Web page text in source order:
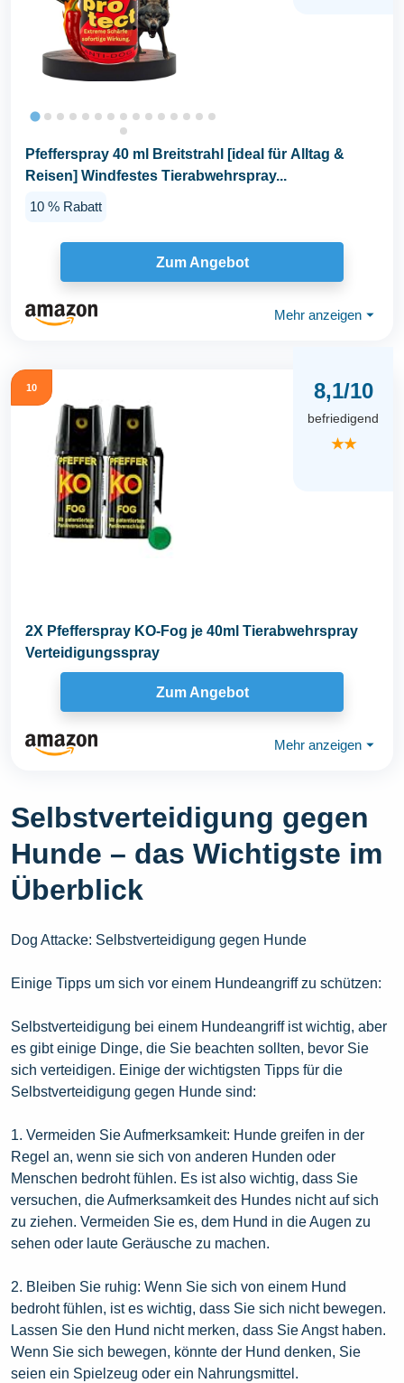
Pfefferspray 40 ml Breitstrahl [ideal für Alltag &
Reisen] Windfestes Tierabwehrspray...
10 % Rabatt
Zum Angebot
Mehr anzeigen ⏷
10 8,1/10
befriedigend
★★
2X Pfefferspray KO-Fog je 40ml Tierabwehrspray
Verteidigungsspray
Zum Angebot
Mehr anzeigen ⏷
Selbstverteidigung gegen
Hunde – das Wichtigste im
Überblick
Dog Attacke: Selbstverteidigung gegen Hunde
Einige Tipps um sich vor einem Hundeangriff zu schützen:
Selbstverteidigung bei einem Hundeangriff ist wichtig, aber
es gibt einige Dinge, die Sie beachten sollten, bevor Sie
sich verteidigen. Einige der wichtigsten Tipps für die
Selbstverteidigung gegen Hunde sind:
1. Vermeiden Sie Aufmerksamkeit: Hunde greifen in der
Regel an, wenn sie sich von anderen Hunden oder
Menschen bedroht fühlen. Es ist also wichtig, dass Sie
versuchen, die Aufmerksamkeit des Hundes nicht auf sich
zu ziehen. Vermeiden Sie es, dem Hund in die Augen zu
sehen oder laute Geräusche zu machen.
2. Bleiben Sie ruhig: Wenn Sie sich von einem Hund
bedroht fühlen, ist es wichtig, dass Sie sich nicht bewegen.
Lassen Sie den Hund nicht merken, dass Sie Angst haben.
Wenn Sie sich bewegen, könnte der Hund denken, Sie
seien ein Spielzeug oder ein Nahrungsmittel.